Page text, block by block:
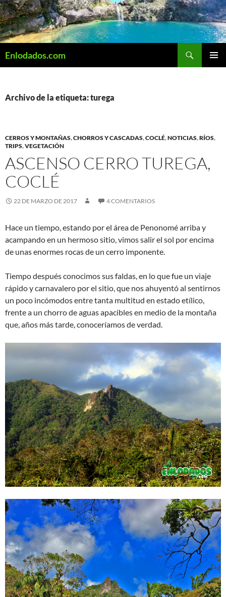
Saltar
al
contenido
Enlodados.com
Archivo de la etiqueta: turega
CERROS Y MONTAÑAS,CHORROS Y CASCADAS,COCLÉ,NOTICIAS,RÍOS,
TRIPS,VEGETACIÓN
ASCENSO CERRO TUREGA,
COCLÉ
22 DE MARZO DE 2017 4 COMENTARIOS
Hace un tiempo, estando por el área de Penonomé arriba y
acampando en un hermoso sitio, vimos salir el sol por encima
de unas enormes rocas de un cerro imponente.
Tiempo después conocimos sus faldas, en lo que fue un viaje
rápido y carnavalero por el sitio, que nos ahuyentó al sentirnos
un poco incómodos entre tanta multitud en estado etílico,
frente a un chorro de aguas apacibles en medio de la montaña
que, años más tarde, conoceríamos de verdad.